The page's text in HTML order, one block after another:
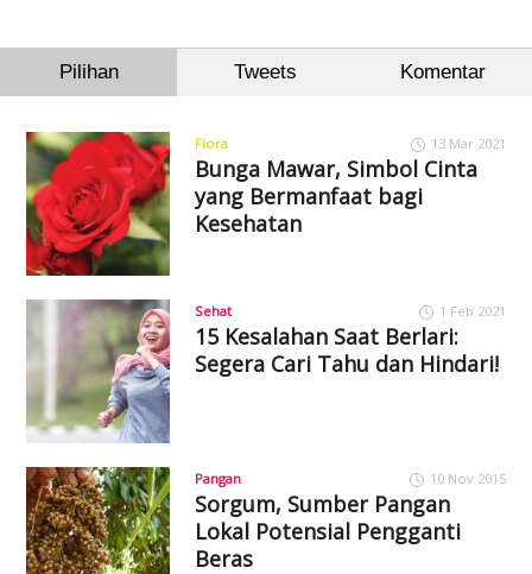
Pilihan Tweets Komentar
Flora 13 Mar 2021
Bunga Mawar, Simbol Cinta
yang Bermanfaat bagi
Kesehatan
Sehat 1 Feb 2021
15 Kesalahan Saat Berlari:
Segera Cari Tahu dan Hindari!
Pangan 10 Nov 2015
Sorgum, Sumber Pangan
Lokal Potensial Pengganti
Beras